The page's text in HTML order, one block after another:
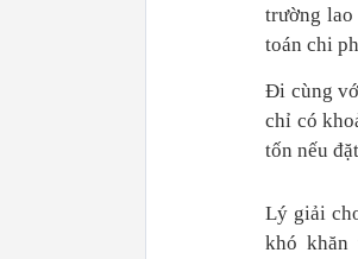
trường lao
toán chi
Đi cùng
chỉ có
tốn nếu
Lý giải
khó